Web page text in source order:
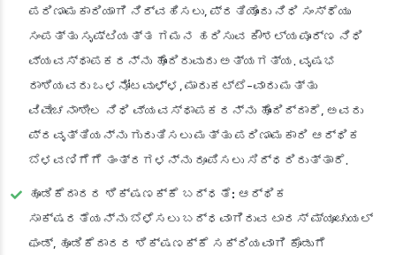
ಪರಿಣಾಮಕಾರಿಯಾಗಿ ನಿರ್ವಹಿಸಲು, ಪ್ರತಿಯೊಂದು ನಿಧಿ ಸಂಸ್ಥೆಯು
ಸಂಪತ್ತು ಸೃಷ್ಟಿಯತ್ತ ಗಮನ ಹರಿಸುವ ಕೌಶಲ್ಯಪೂರ್ಣ ನಿಧಿ
ವ್ಯವಸ್ಥಾಪಕರನ್ನು ಹೊಂದಿರುವುದು ಅತ್ಯಗತ್ಯ. ವೃಷಭ
ರಾಶಿಯವರು ಒಳನೋಟವುಳ್ಳ, ಮಾರುಕಟ್ಟೆ-ವಾರು ಮತ್ತು
ವಿವೇಚನಾಶೀಲ ನಿಧಿ ವ್ಯವಸ್ಥಾಪಕರನ್ನು ಹೊಂದಿದ್ದಾರೆ, ಅವರು
ಪ್ರವೃತ್ತಿಯನ್ನು ಗುರುತಿಸಲು ಮತ್ತು ಪರಿಣಾಮಕಾರಿ ಆರ್ಥಿಕ
ಬೆಳವಣಿಗೆಗೆ ತಂತ್ರಗಳನ್ನು ರೂಪಿಸಲು ಸಿದ್ಧರಿರುತ್ತಾರೆ.
ಹೂಡಿಕೆದಾರರ ಶಿಕ್ಷಣಕ್ಕೆ ಬದ್ಧತೆ: ಆರ್ಥಿಕ
ಸಾಕ್ಷರತೆಯನ್ನು ಬೆಳೆಸಲು ಬದ್ಧವಾಗಿರುವ ಟಾರಸ್ ಮ್ಯೂಚುಯಲ್
ಫಂಡ್, ಹೂಡಿಕೆದಾರರ ಶಿಕ್ಷಣಕ್ಕೆ ಸಕ್ರಿಯವಾಗಿ ಕೊಡುಗೆ